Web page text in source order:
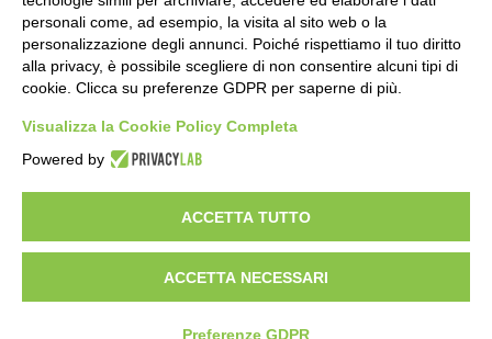
Calcola
Scorporo IVA
Importo lordo (€):
personali come, ad esempio, la visita al sito web o la
personalizzazione degli annunci. Poiché rispettiamo il tuo diritto
alla privacy, è possibile scegliere di non consentire alcuni tipi di
cookie. Clicca su preferenze GDPR per saperne di più.
Visualizza la Cookie Policy Completa
Powered by
ACCETTA TUTTO
ACCETTA NECESSARI
Preferenze GDPR